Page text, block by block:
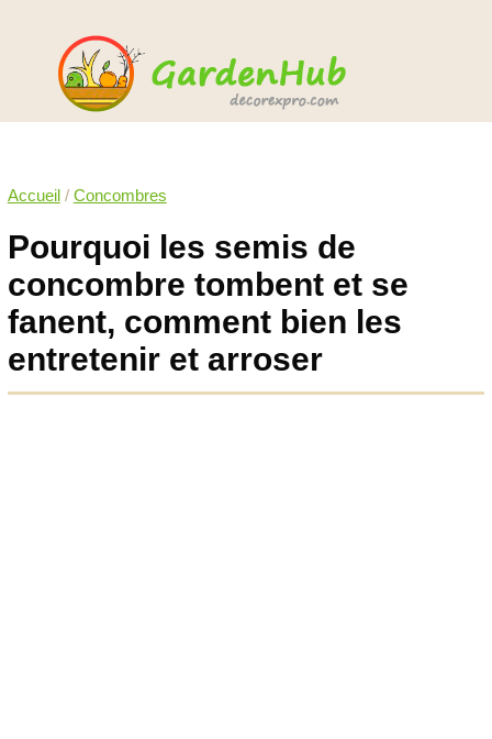
Accueil/ Concombres
Pourquoi les semis de
concombre tombent et se
fanent, comment bien les
entretenir et arroser